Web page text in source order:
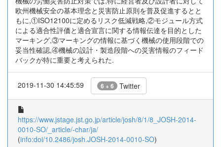
欧州機械安全の基本理念と災害防止原則を普及促進するとと
もに,①ISO12100に定めるリスク低減戦略,②モジュール方式
による適合性評価と適合宣言に関する情報伝達を目的とした
マーキング,③マーキングの情報に基づく機械の使用段階での
妥当性確認,④機械の設計・製造段階への災害情報のフィード
バックが特に重要と考えられた.
2019-11-30 14:45:59 6 + 6 Twitter
https://www.jstage.jst.go.jp/article/josh/8/1/8_JOSH-2014-
0010-SO/_article/-char/ja/
(info:doi/10.2486/josh.JOSH-2014-0010-SO)